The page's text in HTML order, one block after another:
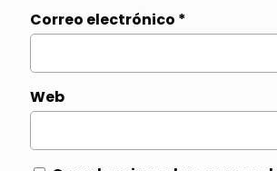
Correo electrónico *
Web